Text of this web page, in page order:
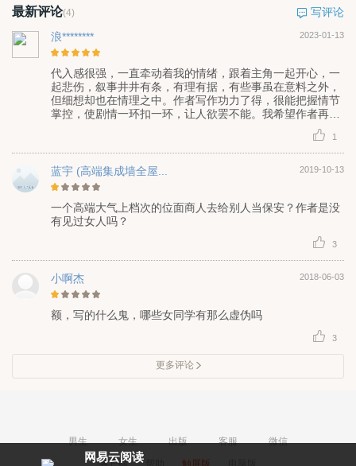
最新评论(4)
写评论
浪********
2023-01-13
代入感很强，一直牵动着我的情绪，跟着主角一起开心，一
起悲伤，叙事井井有条，有理有据，有些事虽在意料之外，
但细想却也在情理之中。作者写作功力了得，很能把握情节
掌控，使剧情一环扣一环，让人欲罢不能。我希望作者再接
再励，继续书写更精彩的片断，生活是在人生经历，与感悟
学习中成长起来的。需要慢慢的经历慢慢的长大，看书不只
能观其表面，可以在里面学到很多独到的见识与知识精华所
在，不要浪费了时间，负了自己，错过了一本好书“励志前
行，不负韶华”。
1
蓝宇 (高端集成墙全屋... 2019-10-13
一个高端大气上档次的位面商人去给别人当保安？作者是没
有见过女人吗？
3
小啊杰 2018-06-03
额，写的什么鬼，哪些女同学有那么虚伪吗
3
更多评论
男生 女生 出版 客服
微信
客户端
触屏版
网易云阅读